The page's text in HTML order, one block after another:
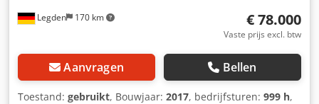
Legden 170 km € 78.000
Vaste prijs excl. btw
Aanvragen Bellen
Toestand: gebruikt, Bouwjaar: 2017, bedrijfsturen: 999 h,